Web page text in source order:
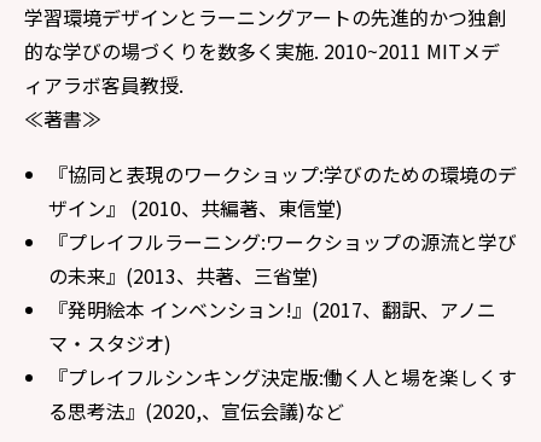
学習環境デザインとラーニングアートの先進的かつ独創
的な学びの場づくりを数多く実施. 2010~2011 MITメデ
ィアラボ客員教授.
≪著書≫
『協同と表現のワークショップ:学びのための環境のデ
ザイン』 (2010、共編著、東信堂)
『プレイフルラーニング:ワークショップの源流と学び
の未来』(2013、共著、三省堂)
『発明絵本 インベンション!』(2017、翻訳、アノニ
マ・スタジオ)
『プレイフルシンキング決定版:働く人と場を楽しくす
る思考法』(2020,、宣伝会議)など